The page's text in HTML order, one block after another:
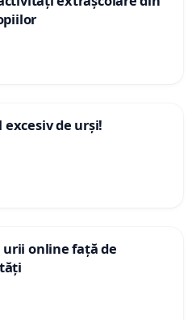
de urși!
online față de